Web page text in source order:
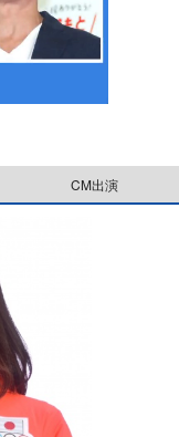
M
t
CM出演